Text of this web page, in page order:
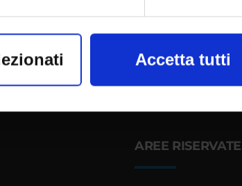
geografica, con
Accetta tutti
AREE RISERVATE